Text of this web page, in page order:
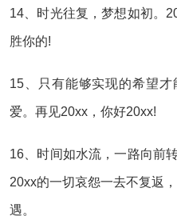
14、时光往复，梦想如初。
胜你的!
15、只有能够实现的希望
爱。再见20xx，你好20xx!
16、时间如水流，一路向前
20xx的一切哀怨一去不复返
遇。